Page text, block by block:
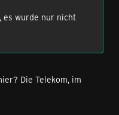
es wurde nur nicht
Die Telekom, im